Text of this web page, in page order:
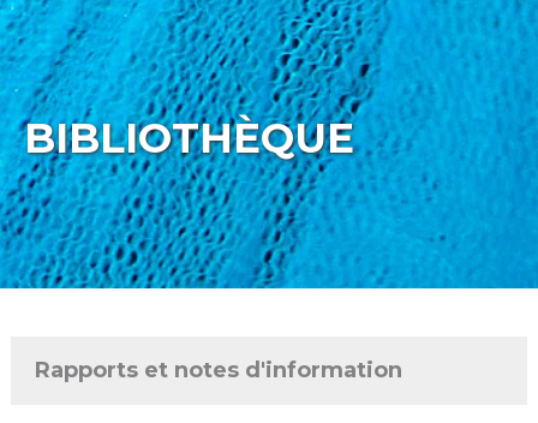
BIBLIOTHÈQUE
Rapports et notes d'information